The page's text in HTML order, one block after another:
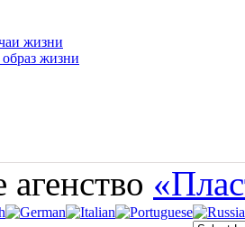
жизни
жизни